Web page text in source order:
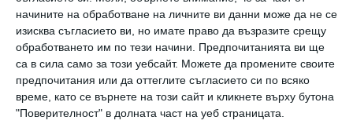
начините на обработване на личните ви данни може да не се
изисква съгласието ви, но имате право да възразите срещу
обработването им по тези начини. Предпочитанията ви ще
са в сила само за този уебсайт. Можете да промените своите
предпочитания или да оттеглите съгласието си по всяко
време, като се върнете на този сайт и кликнете върху бутона
"Поверителност" в долната част на уеб страницата.
забелязана, за да остане вдъхновение за
партньора си. Но рутинното ежедневие
потиска желанието да покаже нежност и
внимание.
Съвет: борете се с рутината. Опитайте
нещо ново заедно: пътуване, ново хоби или